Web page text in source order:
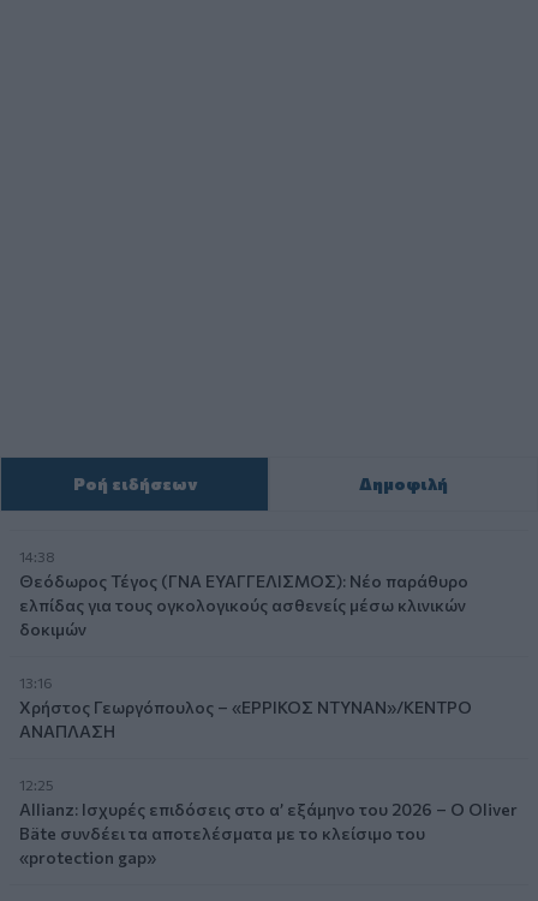
Ροή ειδήσεων Δημοφιλή
14:38
Θεόδωρος Τέγος (ΓΝΑ ΕΥΑΓΓΕΛΙΣΜΟΣ): Νέο παράθυρο
ελπίδας για τους ογκολογικούς ασθενείς μέσω κλινικών
δοκιμών
13:16
Χρήστος Γεωργόπουλος – «ΕΡΡΙΚΟΣ ΝΤΥΝΑΝ»/ΚΕΝΤΡΟ
ΑΝΑΠΛΑΣΗ
12:25
Allianz: Ισχυρές επιδόσεις στο α’ εξάμηνο του 2026 – Ο Oliver
Bäte συνδέει τα αποτελέσματα με το κλείσιμο του
«protection gap»